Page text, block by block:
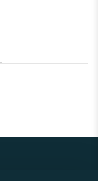
für
Fenster)